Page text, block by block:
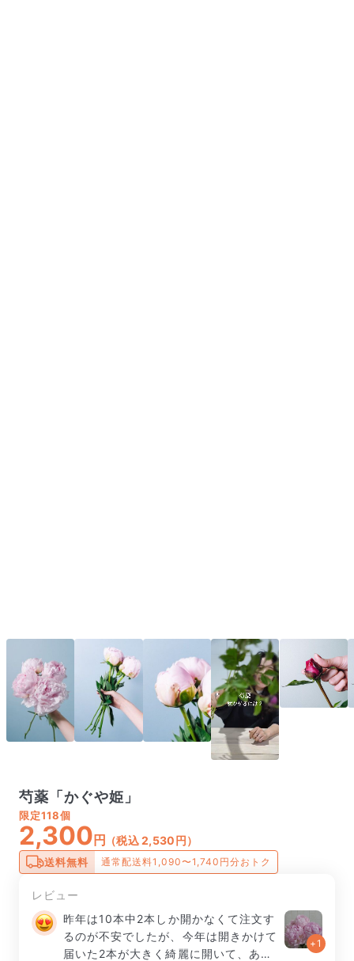
芍薬「かぐや姫」
限定118個
2,300円 （税込 2,530円）
送料無料 通常配送料1,090〜1,740円分おトク
レビュー
昨年は10本中2本しか開かなくて注文す
るのが不安でしたが、今年は開きかけて
届いた2本が大きく綺麗に開いて、あと
+1